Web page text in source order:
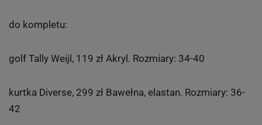
do kompletu:
golf Tally Weijl, 119 zł Akryl. Rozmiary: 34-40
kurtka Diverse, 299 zł Bawełna, elastan. Rozmiary: 36-
42